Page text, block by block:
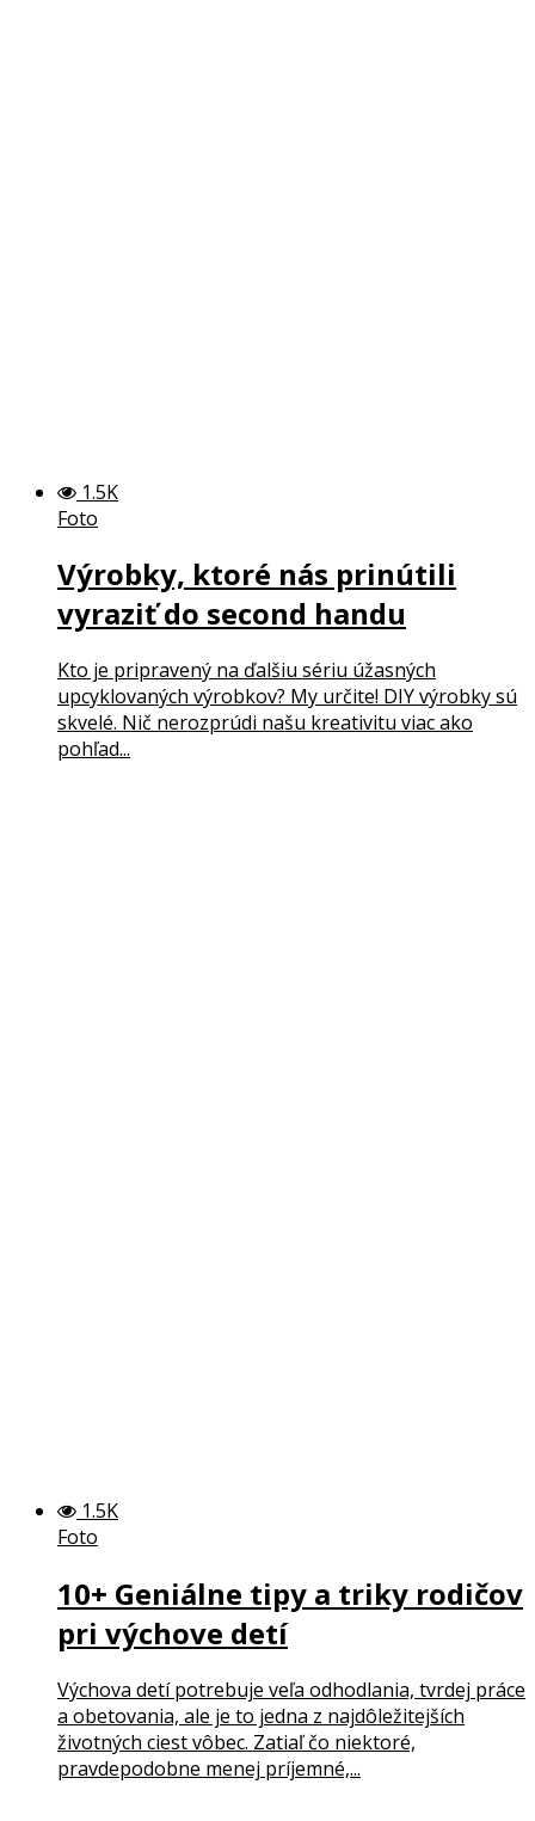
1.5K
Foto
Výrobky, ktoré nás prinútili
vyraziť do second handu
Kto je pripravený na ďalšiu sériu úžasných
upcyklovaných výrobkov? My určite! DIY výrobky sú
skvelé. Nič nerozprúdi našu kreativitu viac ako
pohľad...
1.5K
Foto
10+ Geniálne tipy a triky rodičov
pri výchove detí
Výchova detí potrebuje veľa odhodlania, tvrdej práce
a obetovania, ale je to jedna z najdôležitejších
životných ciest vôbec. Zatiaľ čo niektoré,
pravdepodobne menej príjemné,...